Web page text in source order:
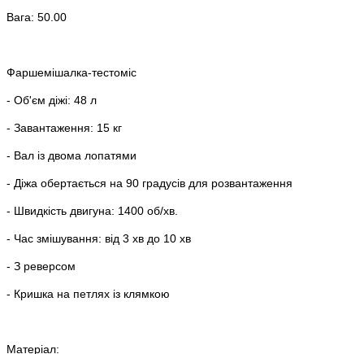
Вага: 50.00
Фаршемішалка-тестоміс
- Об'єм діжі: 48 л
- Завантаження: 15 кг
- Вал із двома лопатями
- Діжа обертається на 90 градусів для розвантаження
- Швидкість двигуна: 1400 об/хв.
- Час змішування: від 3 хв до 10 хв
- З реверсом
- Кришка на петлях із клямкою
Матеріал: